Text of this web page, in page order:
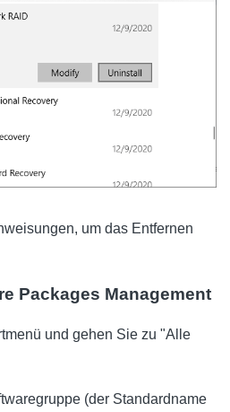
um das Entfernen
Packages Management
und gehen Sie zu "Alle
(der Standardname